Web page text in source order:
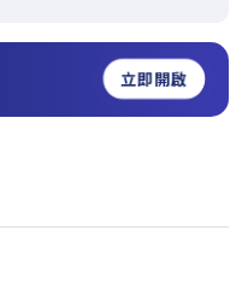
立即開啟